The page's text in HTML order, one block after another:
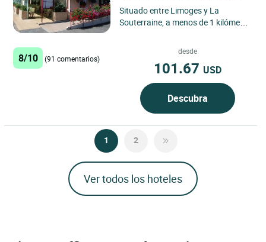
Situado entre Limoges y La
Souterraine, a menos de 1 kilómetro
nuestro establecimiento "Le...
8/10 (91 comentarios)
desde
101.67 USD
Descubra
1 2
Ver todos los hoteles